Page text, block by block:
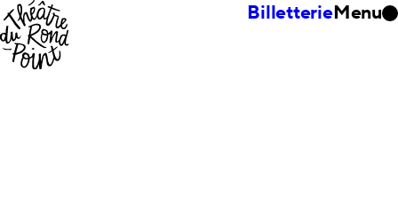
BilletterieMenu